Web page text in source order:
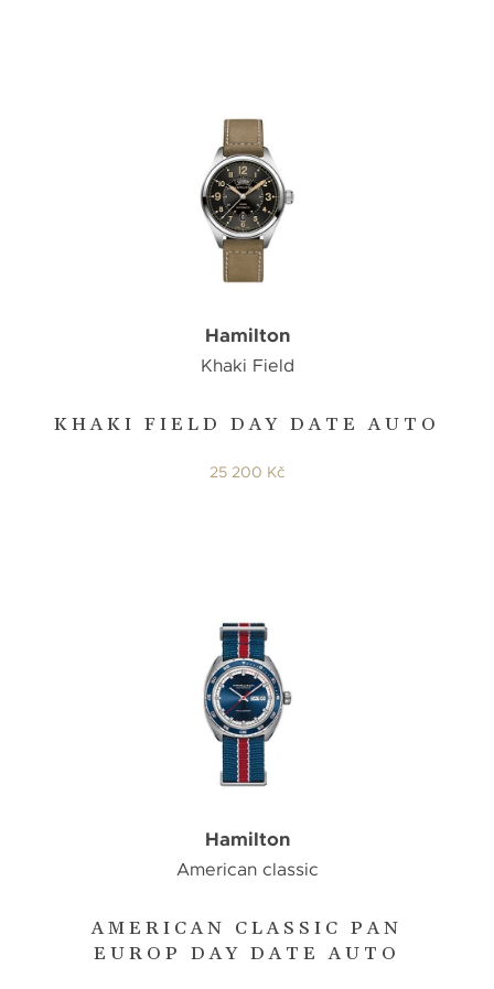
KHAKI FIELD DAY DATE AUTO
Hamilton
Khaki Field
25 200 Kč
AMERICAN CLASSIC PAN
EUROP DAY DATE AUTO
Hamilton
American classic